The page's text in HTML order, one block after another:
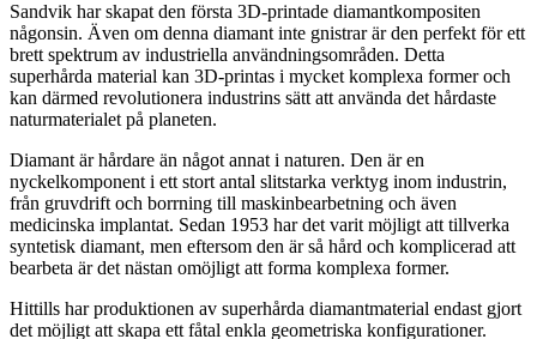
Sandvik har skapat den första 3D-printade diamantkompositen
någonsin. Även om denna diamant inte gnistrar är den perfekt för ett
brett spektrum av industriella användningsområden. Detta
superhårda material kan 3D-printas i mycket komplexa former och
kan därmed revolutionera industrins sätt att använda det hårdaste
naturmaterialet på planeten.
Diamant är hårdare än något annat i naturen. Den är en
nyckelkomponent i ett stort antal slitstarka verktyg inom industrin,
från gruvdrift och borrning till maskinbearbetning och även
medicinska implantat. Sedan 1953 har det varit möjligt att tillverka
syntetisk diamant, men eftersom den är så hård och komplicerad att
bearbeta är det nästan omöjligt att forma komplexa former.
Hittills har produktionen av superhårda diamantmaterial endast gjort
det möjligt att skapa ett fåtal enkla geometriska konfigurationer.